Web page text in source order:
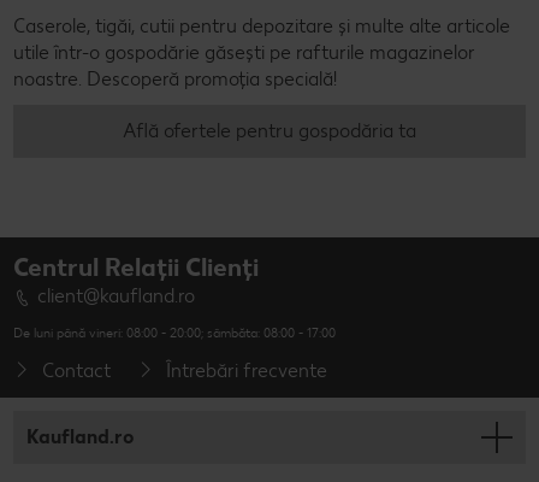
Caserole, tigăi, cutii pentru depozitare și multe alte articole
utile într-o gospodărie găsești pe rafturile magazinelor
noastre. Descoperă promoția specială!
Află ofertele pentru gospodăria ta
Centrul Relații Clienți
client@kaufland.ro
De luni până vineri: 08:00 - 20:00; sâmbăta: 08:00 - 17:00
Contact Întrebări frecvente
Kaufland.ro